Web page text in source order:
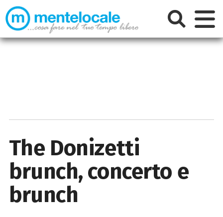
The Donizetti
brunch, concerto e
brunch